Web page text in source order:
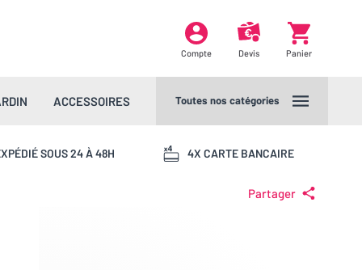
Compte Devis Panier
ACCESSOIRES Toutes nos catégories
SOUS 24 À 48H 4X CARTE BANCAIRE
Partager